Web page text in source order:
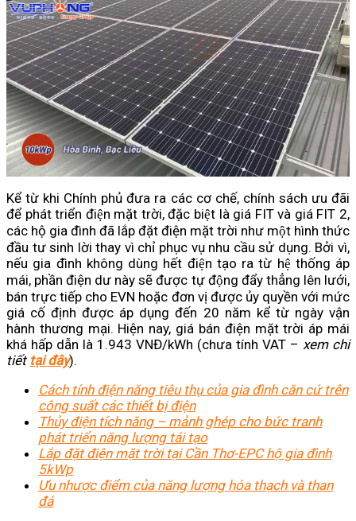
Kể từ khi Chính phủ đưa ra các cơ chế, chính sách ưu đãi
để phát triển điện mặt trời, đặc biệt là giá FIT và giá FIT 2,
các hộ gia đình đã lắp đặt điện mặt trời như một hình thức
đầu tư sinh lời thay vì chỉ phục vụ nhu cầu sử dụng. Bởi vì,
nếu gia đình không dùng hết điện tạo ra từ hệ thống áp
mái, phần điện dư này sẽ được tự động đẩy thẳng lên lưới,
bán trực tiếp cho EVN hoặc đơn vị được ủy quyền với mức
giá cố định được áp dụng đến 20 năm kể từ ngày vận
hành thương mại. Hiện nay, giá bán điện mặt trời áp mái
khá hấp dẫn là 1.943 VNĐ/kWh (chưa tính VAT – xem chi
tiết tại đây).
Cách tính điện năng tiêu thụ của gia đình căn cứ trên
công suất các thiết bị điện
Thủy điện tích năng – mảnh ghép cho bức tranh
phát triển năng lượng tái tạo
Lắp đặt điện mặt trời tại Cần Thơ-EPC hộ gia đình
5kWp
Ưu nhược điểm của năng lượng hóa thạch và than
đá